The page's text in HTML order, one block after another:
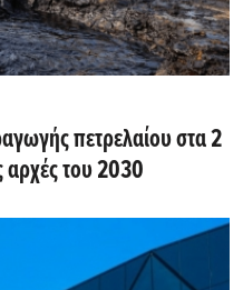
πετρελαίου στα 2
αρχές του 2030